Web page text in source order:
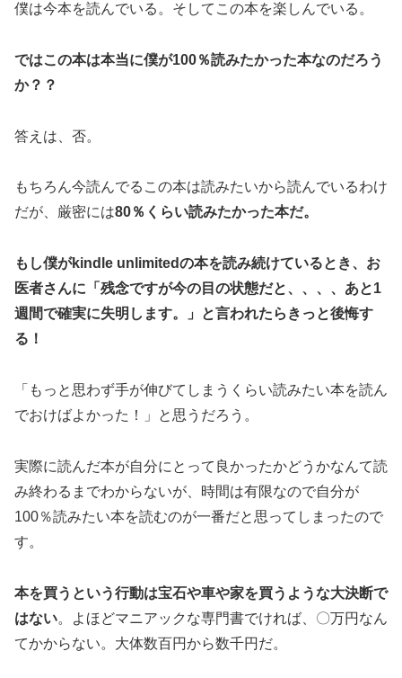
僕は今本を読んでいる。そしてこの本を楽しんでいる。
ではこの本は本当に僕が100％読みたかった本なのだろう
か？？
答えは、否。
もちろん今読んでるこの本は読みたいから読んでいるわけ
だが、厳密には80％くらい読みたかった本だ。
もし僕がkindle unlimitedの本を読み続けているとき、お
医者さんに「残念ですが今の目の状態だと、、、、あと1
週間で確実に失明します。」と言われたらきっと後悔す
る！
「もっと思わず手が伸びてしまうくらい読みたい本を読ん
でおけばよかった！」と思うだろう。
実際に読んだ本が自分にとって良かったかどうかなんて読
み終わるまでわからないが、時間は有限なので自分が
100％読みたい本を読むのが一番だと思ってしまったので
す。
本を買うという行動は宝石や車や家を買うような大決断で
はない。よほどマニアックな専門書でければ、〇万円なん
てかからない。大体数百円から数千円だ。